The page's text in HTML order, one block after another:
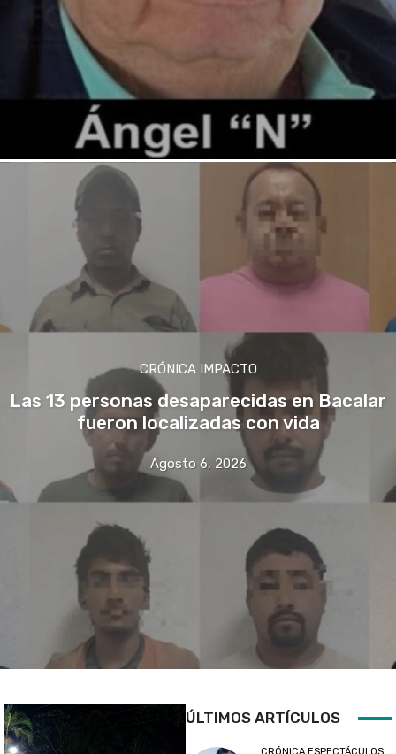
CRÓNICA IMPACTO
Las 13 personas desaparecidas en Bacalar
fueron localizadas con vida
Agosto 6, 2026
ÚLTIMOS ARTÍCULOS